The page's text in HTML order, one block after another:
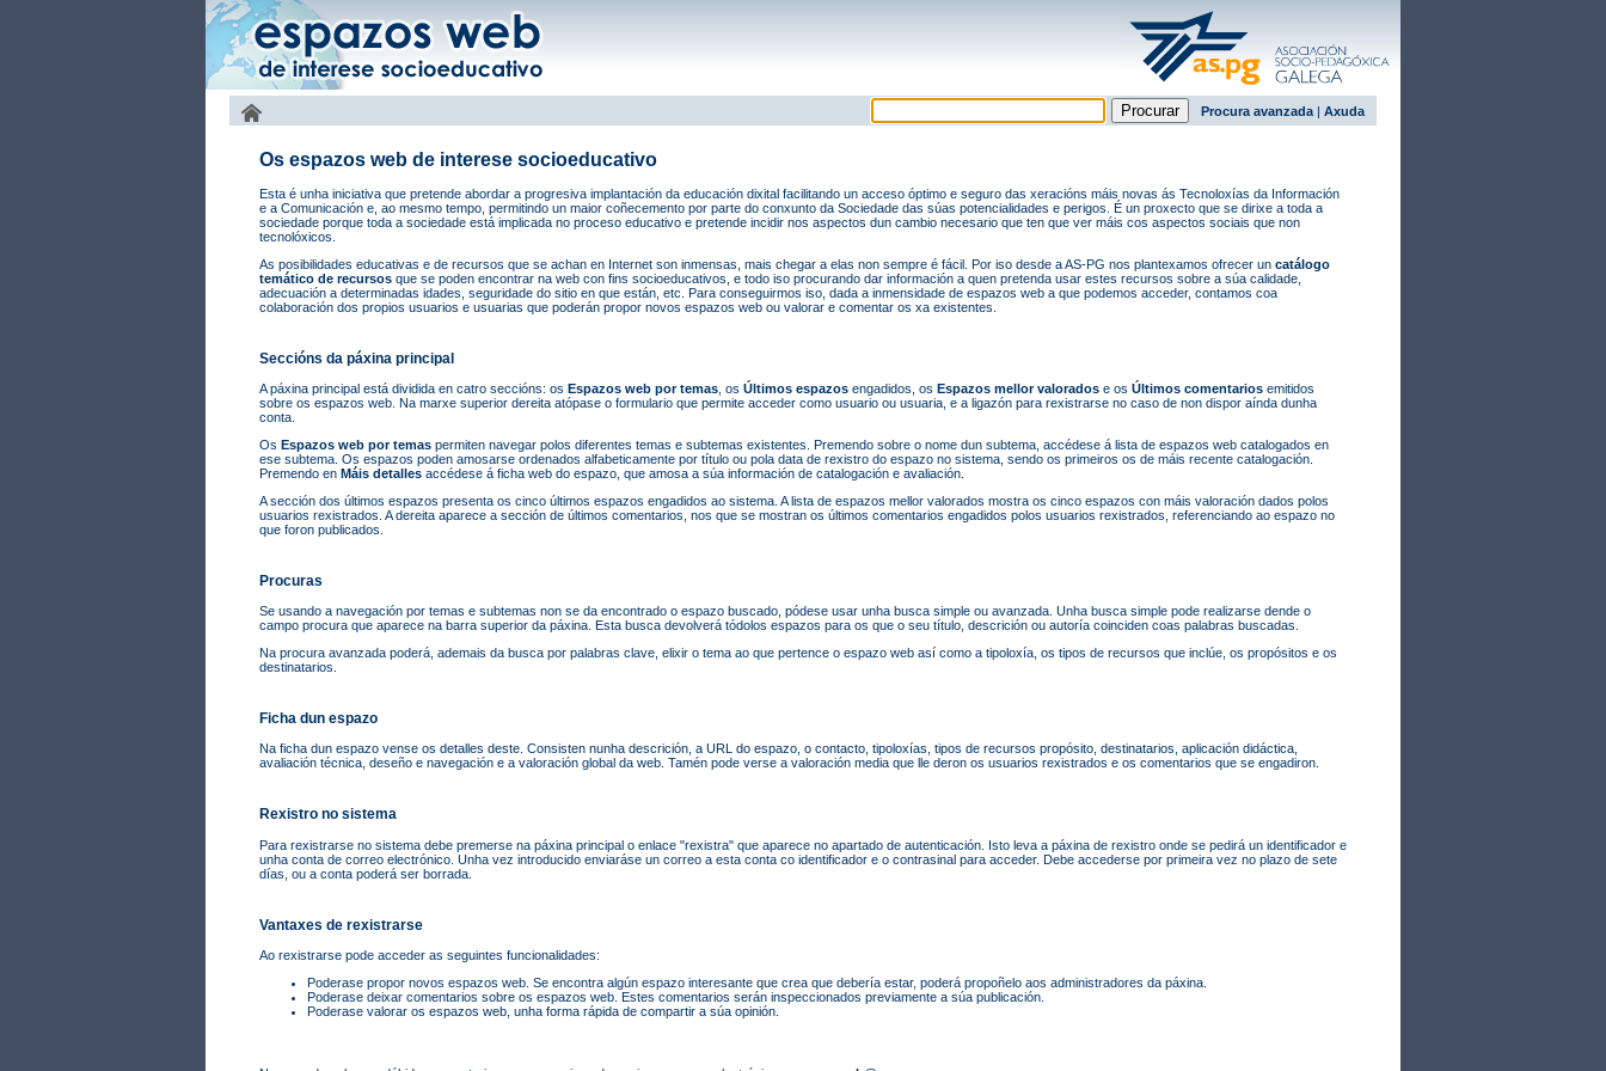
Procura avanzada | Axuda
Os espazos web de interese socioeducativo
Esta é unha iniciativa que pretende abordar a progresiva implantación da educación dixital facilitando un acceso óptimo e seguro das xeracións máis novas ás Tecnoloxías da Información
e a Comunicación e, ao mesmo tempo, permitindo un maior coñecemento por parte do conxunto da Sociedade das súas potencialidades e perigos. É un proxecto que se dirixe a toda a
sociedade porque toda a sociedade está implicada no proceso educativo e pretende incidir nos aspectos dun cambio necesario que ten que ver máis cos aspectos sociais que non
tecnolóxicos.
As posibilidades educativas e de recursos que se achan en Internet son inmensas, mais chegar a elas non sempre é fácil. Por iso desde a AS-PG nos plantexamos ofrecer un catálogo
temático de recursos que se poden encontrar na web con fins socioeducativos, e todo iso procurando dar información a quen pretenda usar estes recursos sobre a súa calidade,
adecuación a determinadas idades, seguridade do sitio en que están, etc. Para conseguirmos iso, dada a inmensidade de espazos web a que podemos acceder, contamos coa
colaboración dos propios usuarios e usuarias que poderán propor novos espazos web ou valorar e comentar os xa existentes.
Seccións da páxina principal
A páxina principal está dividida en catro seccións: os Espazos web por temas , os Últimos espazos engadidos, os Espazos mellor valorados e os Últimos comentarios emitidos
sobre os espazos web. Na marxe superior dereita atópase o formulario que permite acceder como usuario ou usuaria, e a ligazón para rexistrarse no caso de non dispor aínda dunha
conta.
Os Espazos web por temas permiten navegar polos diferentes temas e subtemas existentes. Premendo sobre o nome dun subtema, accédese á lista de espazos web catalogados en
ese subtema. Os espazos poden amosarse ordenados alfabeticamente por título ou pola data de rexistro do espazo no sistema, sendo os primeiros os de máis recente catalogación.
Premendo en Máis detalles accédese á ficha web do espazo, que amosa a súa información de catalogación e avaliación.
A sección dos últimos espazos presenta os cinco últimos espazos engadidos ao sistema. A lista de espazos mellor valorados mostra os cinco espazos con máis valoración dados polos
usuarios rexistrados. A dereita aparece a sección de últimos comentarios, nos que se mostran os últimos comentarios engadidos polos usuarios rexistrados, referenciando ao espazo no
que foron publicados.
Procuras
Se usando a navegación por temas e subtemas non se da encontrado o espazo buscado, pódese usar unha busca simple ou avanzada. Unha busca simple pode realizarse dende o
campo procura que aparece na barra superior da páxina. Esta busca devolverá tódolos espazos para os que o seu título, descrición ou autoría coinciden coas palabras buscadas.
Na procura avanzada poderá, ademais da busca por palabras clave, elixir o tema ao que pertence o espazo web así como a tipoloxía, os tipos de recursos que inclúe, os propósitos e os
destinatarios.
Ficha dun espazo
Na ficha dun espazo vense os detalles deste. Consisten nunha descrición, a URL do espazo, o contacto, tipoloxías, tipos de recursos propósito, destinatarios, aplicación didáctica,
avaliación técnica, deseño e navegación e a valoración global da web. Tamén pode verse a valoración media que lle deron os usuarios rexistrados e os comentarios que se engadiron.
Rexistro no sistema
Para rexistrarse no sistema debe premerse na páxina principal o enlace "rexistra" que aparece no apartado de autenticación. Isto leva a páxina de rexistro onde se pedirá un identificador e
unha conta de correo electrónico. Unha vez introducido enviaráse un correo a esta conta co identificador e o contrasinal para acceder. Debe accederse por primeira vez no plazo de sete
días, ou a conta poderá ser borrada.
Vantaxes de rexistrarse
Ao rexistrarse pode acceder as seguintes funcionalidades:
Poderase propor novos espazos web. Se encontra algún espazo interesante que crea que debería estar, poderá propoñelo aos administradores da páxina.
Poderase deixar comentarios sobre os espazos web. Estes comentarios serán inspeccionados previamente a súa publicación.
Poderase valorar os espazos web, unha forma rápida de compartir a súa opinión.